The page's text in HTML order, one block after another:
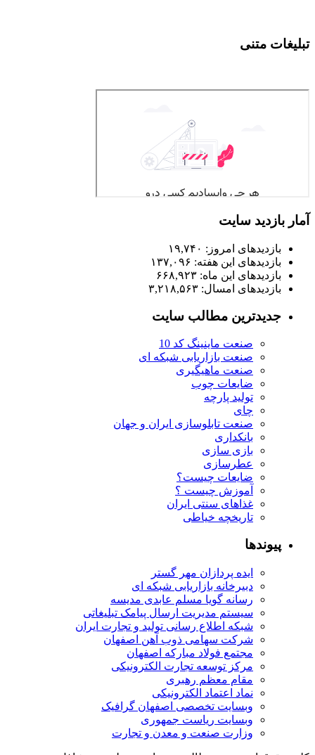
تبلیغات متنی
آمار بازدید سایت
بازدیدهای امروز: ۱۹,۷۴۰
بازدیدهای این هفته: ۱۳۷,۰۹۶
بازدیدهای این ماه: ۶۶۸,۹۲۳
بازدیدهای امسال: ۳,۲۱۸,۵۶۳
جدیدترین مطالب سایت
صنعت ماینینگ کد 10
صنعت بازاریابی شبکه ای
صنعت ماهیگیری
ضایعات چوب
تولید پارچه
چای
صنعت تابلوسازی ایران و جهان
بانکداری
بازی سازی
عطرسازی
ضایعات چیست؟
آموزش چیست ؟
غذاهای سنتی ایران
تاریخچه خیاطی
پیوندها
ایده پردازان مهر گستر
دبیرخانه بازاریابی شبکه ای
رسانه گویا مسلم عابدی مدیسه
سیستم مدیریت ارسال پیامک تبلیغاتی
شبکه اطلاع رسانی تولید و تجارت ایران
شرکت سهامی ذوب آهن اصفهان
مجتمع فولاد مبارکه اصفهان
مرکز توسعه تجارت الکترونیکی
مقام معظم رهبری
نماد اعتماد الکترونیکی
وبسایت تخصصی اصفهان گرافیک
وبسایت ریاست جمهوری
وزارت صنعت و معدن و تجارت